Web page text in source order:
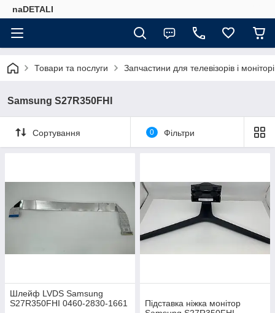
naDETALI
Товари та послуги Запчастини для телевізорів і
Samsung S27R350FHI
Сортування 0 Фільтри
Шлейф LVDS Samsung
S27R350FHI 0460-2830-1661
Підставка ніжка монітор